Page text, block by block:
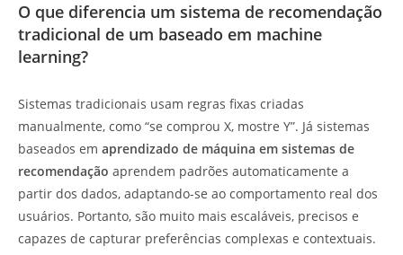
O que diferencia um sistema de recomendação
tradicional de um baseado em machine
learning?
Sistemas tradicionais usam regras fixas criadas
manualmente, como “se comprou X, mostre Y”. Já sistemas
baseados em aprendizado de máquina em sistemas de
recomendação aprendem padrões automaticamente a
partir dos dados, adaptando-se ao comportamento real dos
usuários. Portanto, são muito mais escaláveis, precisos e
capazes de capturar preferências complexas e contextuais.